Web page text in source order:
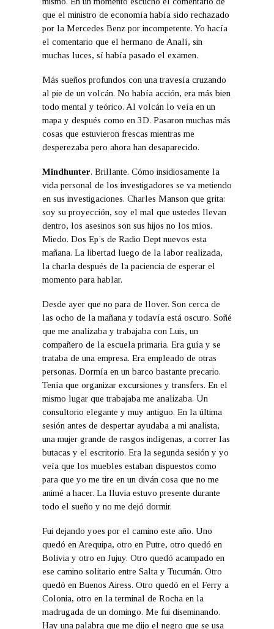
que el ministro de economía había sido rechazado
por la Mercedes Benz por incompetente. Yo hacía
el comentario que el hermano de Analí, sin
muchas luces, sí había pasado el examen.
Más sueños profundos con una travesía cruzando
al pie de un volcán. No había acción, era más bien
todo mental y teórico. Al volcán lo veía en un
mapa y después como en 3D. Pasaron muchas más
cosas que estuvieron frescas mientras me
desperezaba pero ahora han desaparecido.
Mindhunter. Brillante. Cómo insidiosamente la
vida personal de los investigadores se va metiendo
en sus investigaciones. Charles Manson que grita:
soy su proyección, soy el mal que ustedes llevan
dentro, los asesinos son sus hijos no los míos.
Miedo. Dos Ep’s de Radio Dept nuevos esta
mañana. La libertad luego de la labor realizada,
la charla después de la paciencia de esperar el
momento para hablar.
Desde ayer que no para de llover. Son cerca de
las ocho de la mañana y todavía está oscuro. Soñé
que me analizaba y trabajaba con Luis, un
compañero de la escuela primaria. Era guía y se
trataba de una empresa. Era empleado de otras
personas. Dormía en un barco bastante precario.
Tenía que organizar excursiones y transfers. En el
mismo lugar que trabajaba me analizaba. Un
consultorio elegante y muy antiguo. En la última
sesión antes de despertar ayudaba a mi analista,
una mujer grande de rasgos indígenas, a correr las
butacas y el escritorio. Era la segunda sesión y yo
veía que los muebles estaban dispuestos como
para que yo me tire en un diván cosa que no me
animé a hacer. La lluvia estuvo presente durante
todo el sueño y no me dejó dormir.
Fui dejando yoes por el camino este año. Uno
quedó en Arequipa, otro en Putre, otro quedó en
Bolivia y otro en Jujuy. Otro quedó acampado en
ese camino solitario entre Salta y Tucumán. Otro
quedó en Buenos Airess. Otro quedó en el Ferry a
Colonia, otro en la terminal de Rocha en la
madrugada de un domingo. Me fui diseminando.
Hay una palabra que me dijo el negro que se usa